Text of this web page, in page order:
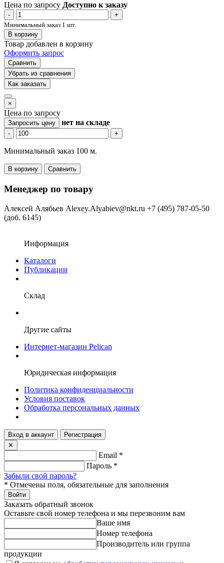
Цена по запросу Доступно к заказу
-
+
Минимальный заказ 1 шт.
В корзину
Товар добавлен в корзину
Оформить запрос
Сравнить
Убрать из сравнения
Как заказать
×
Цена по запросу
Запросить цену нет на складе
- +
Минимальный заказ 100 м.
В корзину Сравнить
Менеджер по товару
Алексей Алябьев Alexey.Alyabiev@nkt.ru +7 (495) 787-05-50
(доб. 6145)
Информация
Каталоги
Публикации
Склад
Другие сайты
Интернет-магазин Pelican
Юридическая информация
Политика конфиденциальности
Условия поставок
Обработка персональных данных
Вход в аккаунт
Регистрация
✕
Email *
Пароль *
Забыли свой пароль?
* Отмечены поля, обязательные для заполнения
Войти
Заказать обратный звонок
Оставьте свой номер телефона и мы перезвоним вам
Ваше имя
Номер телефона
Производитель или группа
продукции